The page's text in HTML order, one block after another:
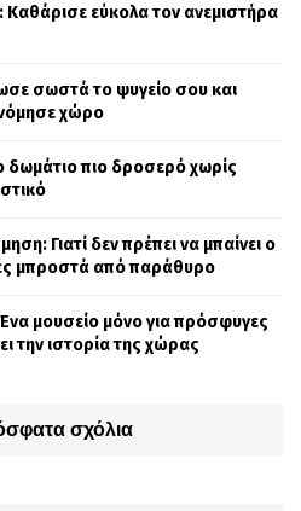
Καθάρισε εύκολα τον ανεμιστήρα
σωστά το ψυγείο σου και
χώρο
δωμάτιο πιο δροσερό χωρίς
Γιατί δεν πρέπει να μπαίνει ο
μπροστά από παράθυρο
μουσείο μόνο για πρόσφυγες
την ιστορία της χώρας
σχόλια